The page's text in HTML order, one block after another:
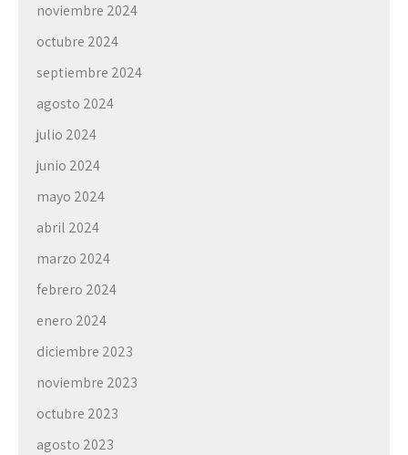
noviembre 2024
octubre 2024
septiembre 2024
agosto 2024
julio 2024
junio 2024
mayo 2024
abril 2024
marzo 2024
febrero 2024
enero 2024
diciembre 2023
noviembre 2023
octubre 2023
agosto 2023